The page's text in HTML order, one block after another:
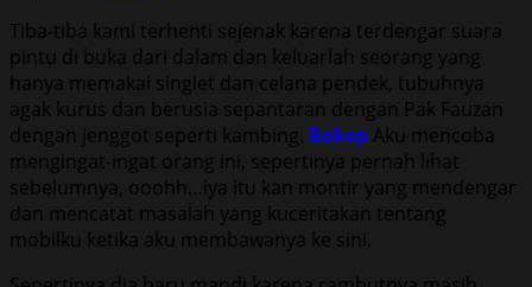
Tiba-tiba kami terhenti sejenak karena terdengar suara
pintu di buka dari dalam dan keluarlah seorang yang
hanya memakai singlet dan celana pendek, tubuhnya
agak kurus dan berusia sepantaran dengan Pak Fauzan
dengan jenggot seperti kambing. Bokep Aku mencoba
mengingat-ingat orang ini, sepertinya pernah lihat
sebelumnya, ooohh…iya itu kan montir yang mendengar
dan mencatat masalah yang kuceritakan tentang
mobilku ketika aku membawanya ke sini.